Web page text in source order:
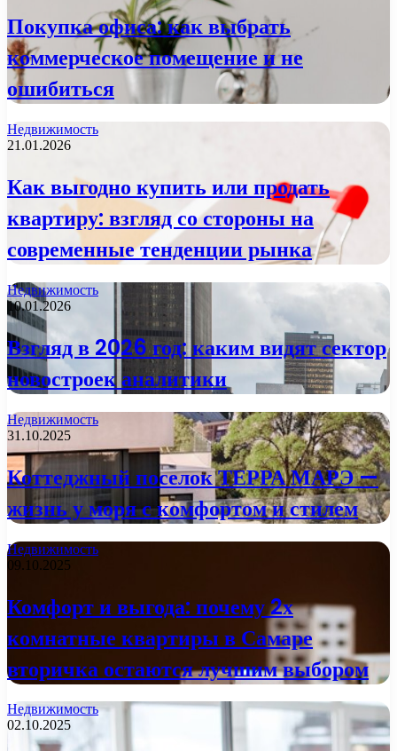
Покупка офиса: как выбрать
коммерческое помещение и не
ошибиться
Недвижимость
21.01.2026
Как выгодно купить или продать
квартиру: взгляд со стороны на
современные тенденции рынка
Недвижимость
10.01.2026
Взгляд в 2026 год: каким видят сектор
новостроек аналитики
Недвижимость
31.10.2025
Коттеджный поселок ТЕРРА МАРЭ —
жизнь у моря с комфортом и стилем
Недвижимость
09.10.2025
Комфорт и выгода: почему 2х
комнатные квартиры в Самаре
вторичка остаются лучшим выбором
Недвижимость
02.10.2025